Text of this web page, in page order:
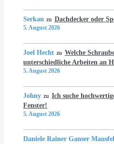
Serkan zu Dachdecker oder
5. August 2026
Joel Hecht zu Welche
unterschiedliche Arbeiten an
5. August 2026
Johny zu Ich suche
Fenster!
5. August 2026
Daniele Rainer Ganser